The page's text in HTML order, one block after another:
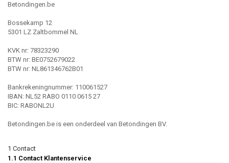
Betondingen.be
Bossekamp 12
5301 LZ Zaltbommel NL
KVK nr: 78323290
BTW nr: BE0752679022
BTW nr: NL861346762B01
Bankrekeningnummer: 110061527
IBAN: NL52 RABO 0110 0615 27
BIC: RABONL2U
Betondingen.be is een onderdeel van Betondingen BV.
1 Contact
1.1 Contact Klantenservice